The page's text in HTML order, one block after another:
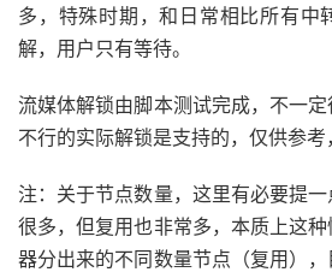
多，特殊时期，和日常相比所有中
解，用户只有等待。
流媒体解锁由脚本测试完成，不一
不行的实际解锁是支持的，仅供参考
注：关于节点数量，这里有必要提
很多，但复用也非常多，本质上这
器分出来的不同数量节点（复用），